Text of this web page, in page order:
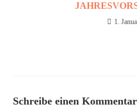
1.
Schreibe einen Kommentar